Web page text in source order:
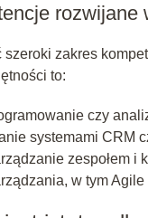
zakres
to:
czy
systemami CRM
zespołem i
w tym Agile